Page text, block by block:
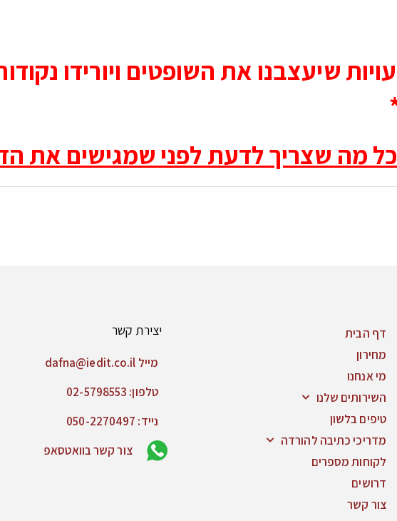
שיעצבנו את השופטים ויורידו
כל מה שצריך לדעת לפני שמגישים את
דף הבית
מחירון
מי אנחנו
השירותים שלנו
טיפים בלשון
מדריכי כתיבה להורדה
לקוחות מספרים
דרושים
צור קשר
יצירת קשר
מייל dafna@iedit.co.il
טלפון: 02-5798553
נייד: 050-2270497
צור קשר בוואטסאפ